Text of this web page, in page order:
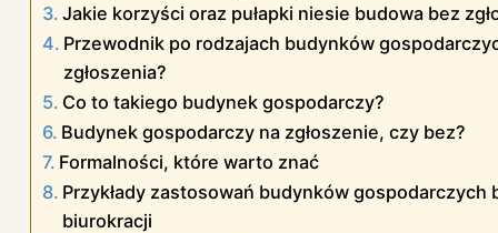
Jakie korzyści oraz pułapki niesie budowa bez
Przewodnik po rodzajach budynków
zgłoszenia?
Co to takiego budynek gospodarczy?
Budynek gospodarczy na zgłoszenie, czy bez?
Formalności, które warto znać
Przykłady zastosowań budynków gospodarczych
biurokracji